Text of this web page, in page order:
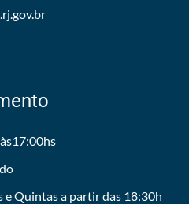
e Quintas a partir das 18:30h